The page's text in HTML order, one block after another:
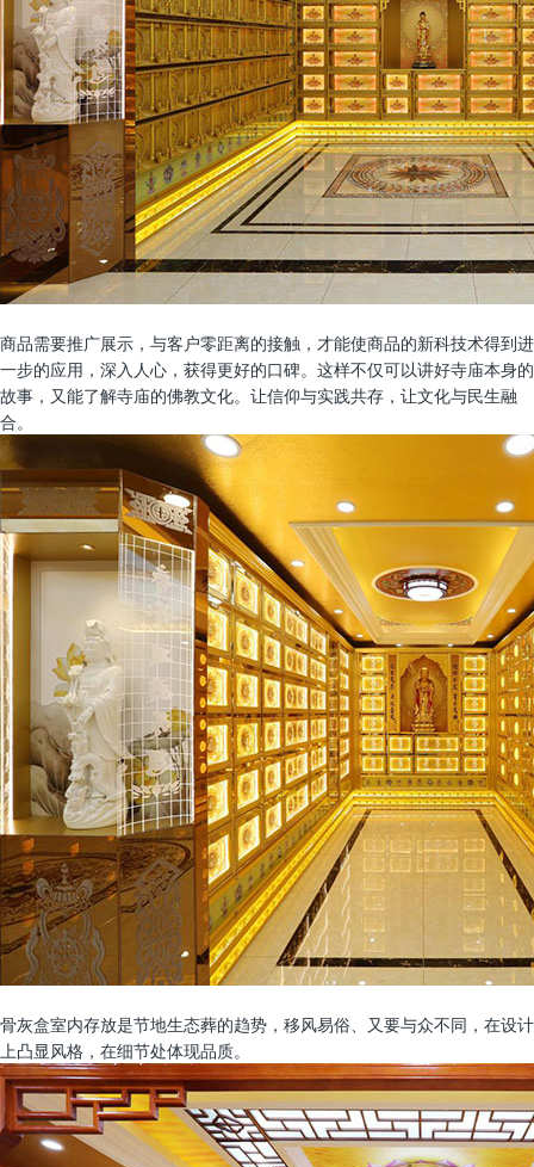
商品需要推广展示，与客户零距离的接触，才能使商品的新科技术得到进
一步的应用，深入人心，获得更好的口碑。这样不仅可以讲好寺庙本身的
故事，又能了解寺庙的佛教文化。让信仰与实践共存，让文化与民生融
合。
骨灰盒室内存放是节地生态葬的趋势，移风易俗、又要与众不同，在设计
上凸显风格，在细节处体现品质。